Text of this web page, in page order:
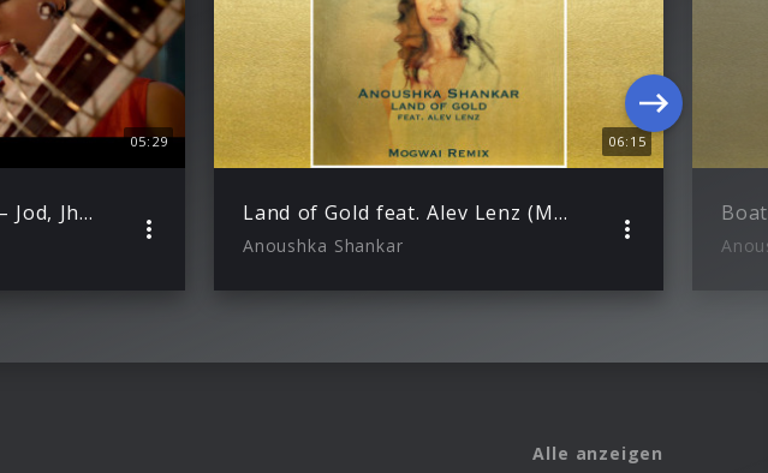
05:29
Guru: Raga Jogeshwari – Jod, Jhala
06:15
Land of Gold feat. Alev Lenz (Mogwai Remix)
Anoushka Shankar
Alle anzeigen